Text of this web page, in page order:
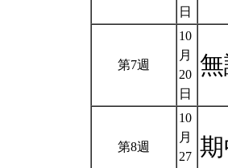
日
第7週
10
月
20
日
第8週
10
月
27